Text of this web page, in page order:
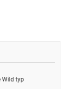
Wild typ